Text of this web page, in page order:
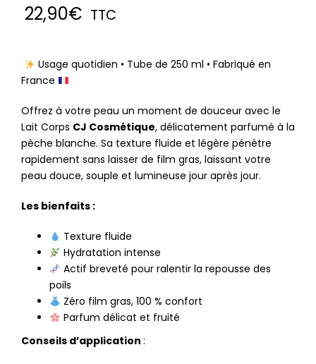
22,90€ TTC
Usage quotidien • Tube de 250 ml • Fabriqué en
France
Offrez à votre peau un moment de douceur avec le
Lait Corps CJ Cosmétique, délicatement parfumé à la
pèche blanche. Sa texture fluide et légère pénètre
rapidement sans laisser de film gras, laissant votre
peau douce, souple et lumineuse jour après jour.
Les bienfaits :
Texture fluide
Hydratation intense
Actif breveté pour ralentir la repousse des
poils
Zéro film gras, 100 % confort
Parfum délicat et fruité
Conseils d’application :